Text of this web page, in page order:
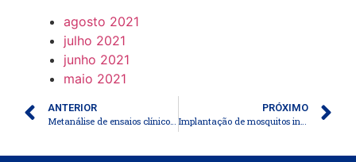
agosto 2021
julho 2021
junho 2021
maio 2021
ANTERIOR
PRÓXIMO